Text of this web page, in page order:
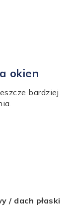
okien
bardziej
/ dach płaski